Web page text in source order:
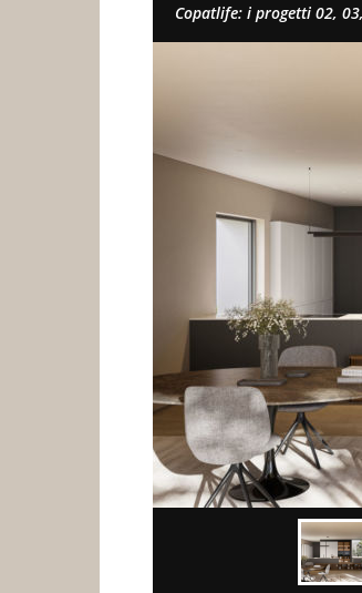
Copatlife: i progetti 02,